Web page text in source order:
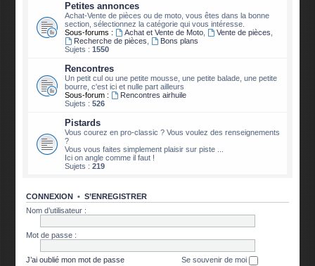
Petites annonces
Achat-Vente de pièces ou de moto, vous êtes dans la bonne
section, sélectionnez la catégorie qui vous intéresse.
Sous-forums :
Achat et Vente de Moto Vente de pièces
Recherche de pièces
Bons plans
Sujets :1550
Rencontres
Un petit cul ou une petite mousse, une petite balade, une petite
bourre, c'est ici et nulle part ailleurs
Sous-forum :
Rencontres airhuile
Sujets :526
Pistards
Vous courez en pro-classic ? Vous voulez des renseignements
?
Vous vous faites simplement plaisir sur piste ...
Ici on angle comme il faut !
Sujets :219
CONNEXION •S’ENREGISTRER
Nom d’utilisateur :
Mot de passe :
J’ai oublié mon mot de passe Se souvenir de moi